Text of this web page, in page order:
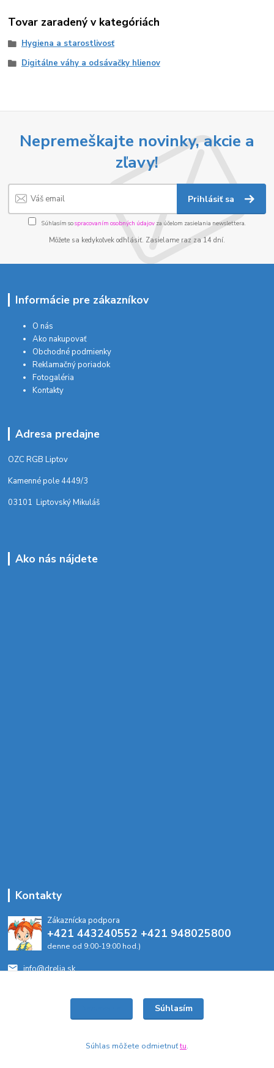
Tovar zaradený v kategóriách
Hygiena a starostlivosť
Digitálne váhy a odsávačky hlienov
Nepremeškajte novinky, akcie a
zľavy!
Prihlásiť sa
Súhlasím sospracovaním osobných údajov za účelom zasielania newslettera.
Môžete sa kedykoľvek odhlásiť. Zasielame raz za 14 dní.
Informácie pre zákazníkov
O nás
Ako nakupovať
Obchodné podmienky
Reklamačný poriadok
Fotogaléria
Kontakty
Adresa predajne
OZC RGB Liptov
Kamenné pole 4449/3
03101 Liptovský Mikuláš
Ako nás nájdete
Kontakty
Zákaznícka podpora
+421 443240552 +421 948025800
denne od 9:00-19:00 hod.)
info@drelia.sk
Súhlasím
Súhlas môžete odmietnuťtu.